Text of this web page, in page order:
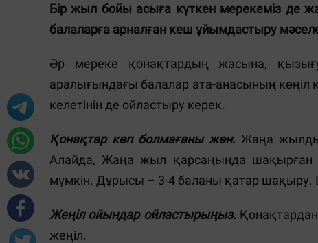
Бір жыл бойы асыға күткен мерекеміз де
балаларға арналған кеш ұйымдастыру
Әр мереке қонақтардың жасына,
аралығындағы балалар ата-анасының көңіл
келетінін де ойластыру керек.
Қонақтар көп болмағаны жөн. Жаңа
Алайда, Жаңа жыл қарсаңында
мүмкін. Дұрысы – 3-4 баланы қатар
Жеңіл ойындар ойластырыңыз.
жеңіл.